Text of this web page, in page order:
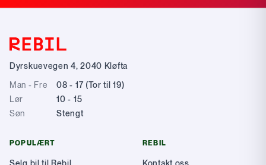
Dyrskuevegen 4,2040 Kløfta
Man - Fre
08 - 17 (Tor til 19)
Lør
10 - 15
Søn
Stengt
POPULÆRT REBIL